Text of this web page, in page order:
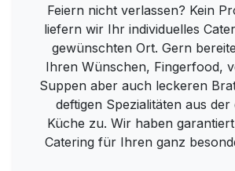
Feiern nicht verlassen? Kein
liefern wir Ihr individuelles
gewünschten Ort. Gern
Ihren Wünschen, Fingerfood,
Suppen aber auch leckeren
deftigen Spezialitäten aus
Küche zu. Wir haben
Catering für Ihren ganz